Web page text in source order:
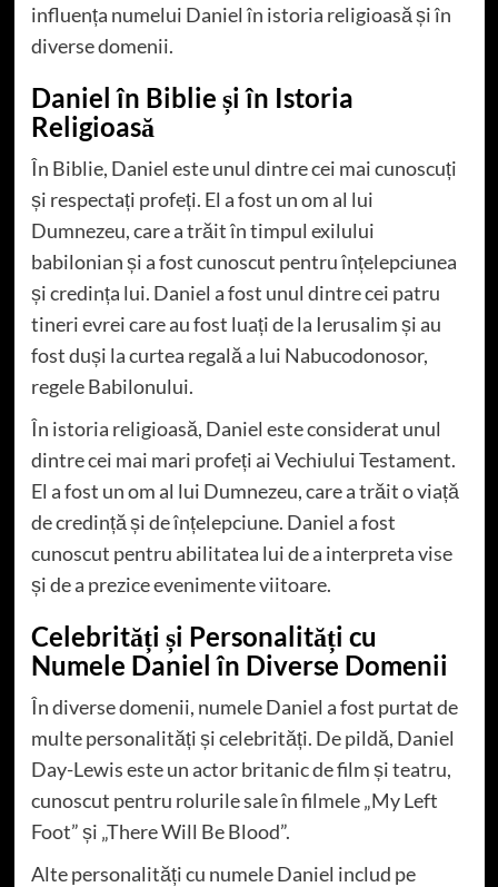
influența numelui Daniel în istoria religioasă și în
diverse domenii.
Daniel în Biblie și în Istoria
Religioasă
În Biblie, Daniel este unul dintre cei mai cunoscuți
și respectați profeți. El a fost un om al lui
Dumnezeu, care a trăit în timpul exilului
babilonian și a fost cunoscut pentru înțelepciunea
și credința lui. Daniel a fost unul dintre cei patru
tineri evrei care au fost luați de la Ierusalim și au
fost duși la curtea regală a lui Nabucodonosor,
regele Babilonului.
În istoria religioasă, Daniel este considerat unul
dintre cei mai mari profeți ai Vechiului Testament.
El a fost un om al lui Dumnezeu, care a trăit o viață
de credință și de înțelepciune. Daniel a fost
cunoscut pentru abilitatea lui de a interpreta vise
și de a prezice evenimente viitoare.
Celebrități și Personalități cu
Numele Daniel în Diverse Domenii
În diverse domenii, numele Daniel a fost purtat de
multe personalități și celebrități. De pildă, Daniel
Day-Lewis este un actor britanic de film și teatru,
cunoscut pentru rolurile sale în filmele „My Left
Foot” și „There Will Be Blood”.
Alte personalități cu numele Daniel includ pe